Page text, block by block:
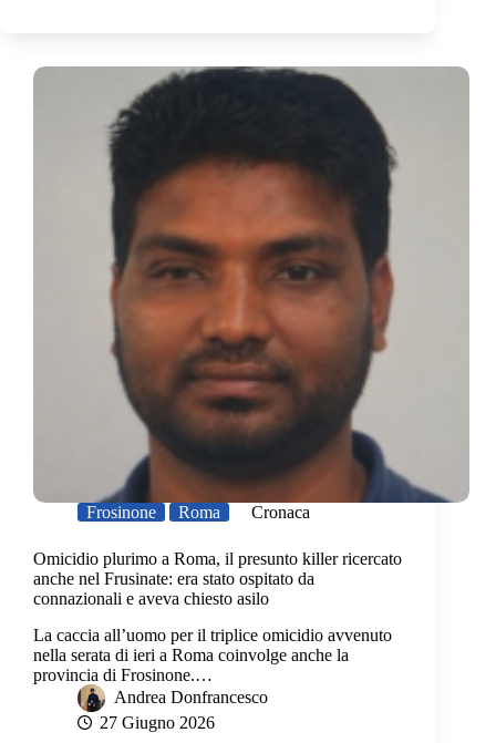
Frosinone Roma Cronaca
Omicidio plurimo a Roma, il presunto killer ricercato
anche nel Frusinate: era stato ospitato da
connazionali e aveva chiesto asilo
La caccia all’uomo per il triplice omicidio avvenuto
nella serata di ieri a Roma coinvolge anche la
provincia di Frosinone.…
Andrea Donfrancesco
27 Giugno 2026